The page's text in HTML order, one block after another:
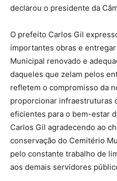
declarou o presidente da
O prefeito Carlos Gil
importantes obras e
Municipal renovado e
daqueles que zelam pelos
refletem o compromisso da
proporcionar infraestruturas
eficientes para o bem-estar
Carlos Gil agradecendo ao
conservação do Cemitério
pelo constante trabalho de
aos demais servidores